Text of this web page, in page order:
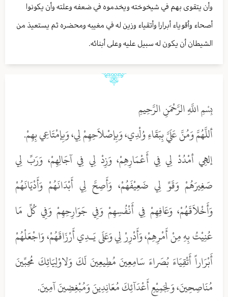
وأن يتقوى بهم في شيخوخته ويخدموه في ضعفه وعلته وأن يكونوا
أصحاء وأقوياء أبرارا وأتقياء وزين له في مغيبه ومحضره ثم يستعيذ من
الشيطان أن يكون له سبيل عليه وعلى أبنائه.
بِسْمِ اللَّهِ الرَّحْمَنِ الرَّحِيمِ
أللَّهُمَّ وَمُنَّ عَلَيَّ بِبَقَاءِ وُلْدِي، وَبِإصْلاَحِهِمْ لِي، وَبِإمْتَاعِي بِهِمْ.
إلهِي أمْدُدْ لِي فِي أَعْمَارِهِمْ، وَزِدْ لِي فِي آجَالِهِمْ، وَرَبِّ لِي
صَغِيرَهُمْ وَقَوِّ لِي ضَعِيْفَهُمْ، وَأَصِحَّ لِي أَبْدَانَهُمْ وَأَدْيَانَهُمْ
وَأَخْلاَقَهُمْ، وَعَافِهِمْ فِي أَنْفُسِهِمْ وَفِي جَوَارِحِهِمْ وَفِي كُلِّ مَا
عُنِيْتُ بِهِ مِنْ أَمْرِهِمْ، وَأَدْرِرْ لِي وَعَلَى يَـدِي أَرْزَاقَهُمْ، وَاجْعَلْهُمْ
أَبْرَاراً أَتْقِيَاءَ بُصَراءَ سَامِعِينَ مُطِيعِينَ لَكَ وَلاوْلِيَائِكَ مُحِبِّينَ
مُنَاصِحِينَ، وَلِجَمِيْعِ أَعْدَآئِكَ مُعَانِدِينَ وَمُبْغِضِينَ آمِينَ.